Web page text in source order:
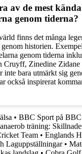
av de mest kända
genom tiderna?
finns det många
historien.
genom tiderna
Cruyff, Zinedine
inte bara utmärkt sig
också inspirerat
• BBC Sport på
träning:
Team • Englands
Laguppställningar•